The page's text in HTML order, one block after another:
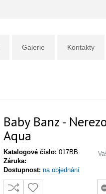
Galerie Kontakty
Baby Banz -
Aqua
Katalogové číslo: 017BB
Záruka:
Dostupnost: na objednání